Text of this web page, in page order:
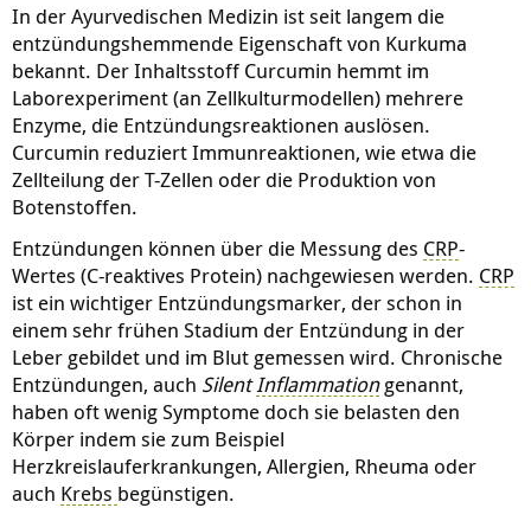
In der Ayurvedischen Medizin ist seit langem die
entzündungshemmende Eigenschaft von Kurkuma
bekannt. Der Inhaltsstoff Curcumin hemmt im
Laborexperiment (an Zellkulturmodellen) mehrere
Enzyme, die Entzündungsreaktionen auslösen.
Curcumin reduziert Immunreaktionen, wie etwa die
Zellteilung der T-Zellen oder die Produktion von
Botenstoffen.
Entzündungen können über die Messung des CRP-
Wertes (C-reaktives Protein) nachgewiesen werden. CRP
ist ein wichtiger Entzündungsmarker, der schon in
einem sehr frühen Stadium der Entzündung in der
Leber gebildet und im Blut gemessen wird. Chronische
Entzündungen, auch SilentInflammationgenannt,
haben oft wenig Symptome doch sie belasten den
Körper indem sie zum Beispiel
Herzkreislauferkrankungen, Allergien, Rheuma oder
auch Krebs begünstigen.